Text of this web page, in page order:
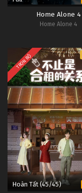
Home Alone 4
Home Alone 4
TRỌN BỘ
Hoàn Tất (45/45)